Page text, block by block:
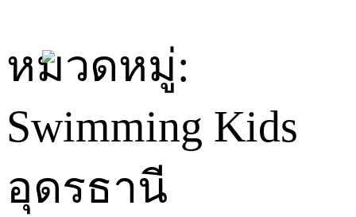
content
หมวดหมู่:
Swimming Kids
อุดรธานี